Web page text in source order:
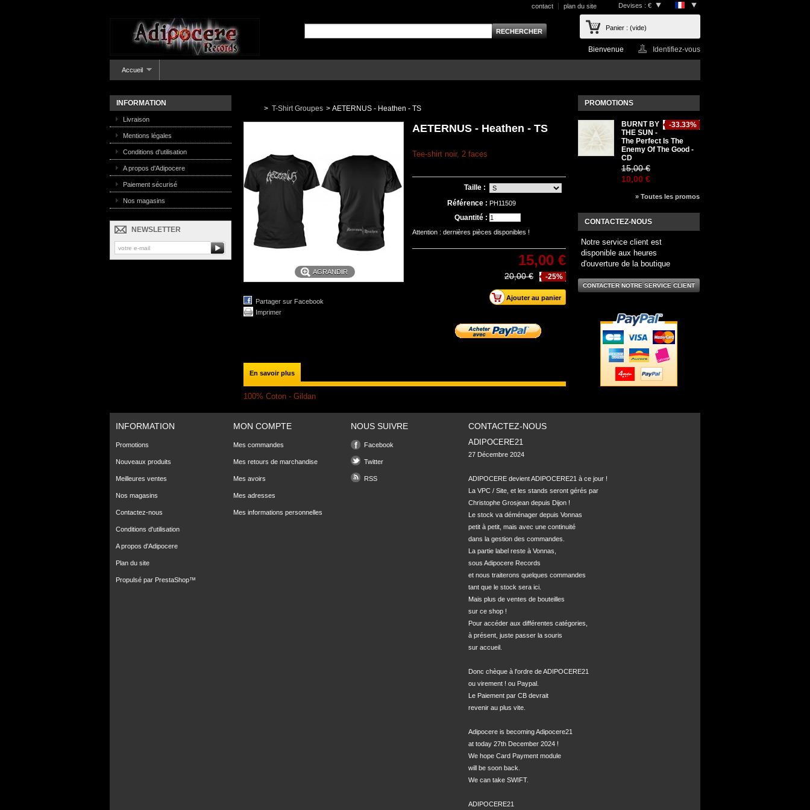
Devises : €
contact plan du site
Panier : (vide)
Bienvenue Identifiez-vous
Accueil
INFORMATION
Livraison
Mentions légales
Conditions d'utilisation
A propos d'Adipocere
Paiement sécurisé
Nos magasins
NEWSLETTER
> T-Shirt Groupes > AETERNUS - Heathen - TS
AGRANDIR
Partager sur Facebook
Imprimer
AETERNUS - Heathen - TS
Tee-shirt noir, 2 faces
Taille :
Référence : PH11509
Quantité :
Attention : dernières pièces disponibles !
15,00 €
-25%
20,00 €
En savoir plus
100% Coton - Gildan
PROMOTIONS
-33.33%
BURNT BY
THE SUN -
The Perfect Is The
Enemy Of The Good -
CD
15,00 €
10,00 €
» Toutes les promos
CONTACTEZ-NOUS
Notre service client est
disponible aux heures
d'ouverture de la boutique
CONTACTER NOTRE SERVICE CLIENT
INFORMATION
Promotions
Nouveaux produits
Meilleures ventes
Nos magasins
Contactez-nous
Conditions d'utilisation
A propos d'Adipocere
Plan du site
Propulsé par PrestaShop™
MON COMPTE
Mes commandes
Mes retours de marchandise
Mes avoirs
Mes adresses
Mes informations personnelles
NOUS SUIVRE
Facebook
Twitter
RSS
CONTACTEZ-NOUS
ADIPOCERE21
27 Décembre 2024
ADIPOCERE devient ADIPOCERE21 à ce jour !
La VPC / Site, et les stands seront gérés par
Christophe Grosjean depuis Dijon !
Le stock va déménager depuis Vonnas
petit à petit, mais avec une continuité
dans la gestion des commandes.
La partie label reste à Vonnas,
sous Adipocere Records
et nous traiterons quelques commandes
tant que le stock sera ici.
Mais plus de ventes de bouteilles
sur ce shop !
Pour accéder aux différentes catégories,
à présent, juste passer la souris
sur accueil.
Donc chèque à l'ordre de ADIPOCERE21
ou virement ! ou Paypal.
Le Paiement par CB devrait
revenir au plus vite.
Adipocere is becoming Adipocere21
at today 27th December 2024 !
We hope Card Payment module
will be soon back.
We can take SWIFT.
ADIPOCERE21